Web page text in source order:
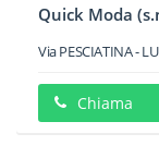
Quick Moda
Via PESCIATINA -
Chiama